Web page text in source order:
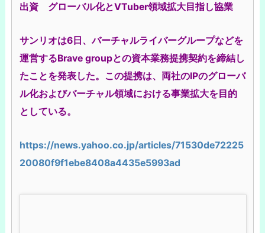
出資 グローバル化とVTuber領域拡大目指し協業
サンリオは6日、バーチャルライバーグループなどを
運営するBrave groupとの資本業務提携契約を締結し
たことを発表した。この提携は、両社のIPのグローバ
ル化およびバーチャル領域における事業拡大を目的
としている。
https://news.yahoo.co.jp/articles/71530de72225
20080f9f1ebe8408a4435e5993ad